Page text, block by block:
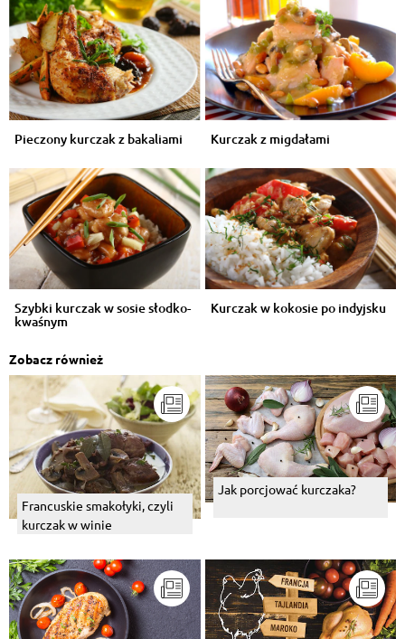
Pieczony kurczak z bakaliami Kurczak z migdałami
Szybki kurczak w sosie słodko-
kwaśnym
Kurczak w kokosie po indyjsku
Zobacz również
Francuskie smakołyki, czyli
kurczak w winie
Jak porcjować kurczaka?